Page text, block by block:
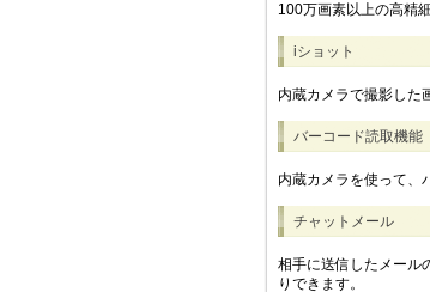
100万画素以上の高精
iショット
内蔵カメラで撮影した
バーコード読取機能
内蔵カメラを使って、
チャットメール
相手に送信したメール
りできます。